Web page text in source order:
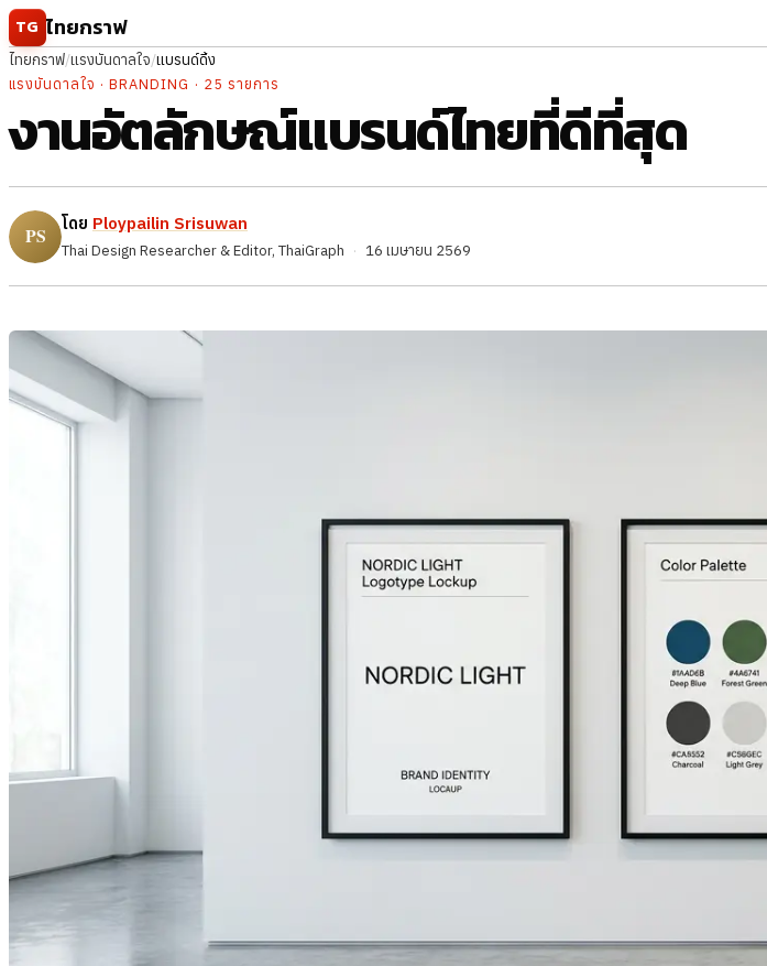
ข้ามไปยังเนื้อหา
TG ไทยกราฟ
ไทยกราฟ/แรงบันดาลใจ/แบรนด์ดิ้ง
แรงบันดาลใจ · BRANDING · 25 รายการ
งานอัตลักษณ์แบรนด์ไทยที่ดีที่สุด
โดย Ploypailin Srisuwan
Thai Design Researcher & Editor, ThaiGraph · 16 เมษายน 2569